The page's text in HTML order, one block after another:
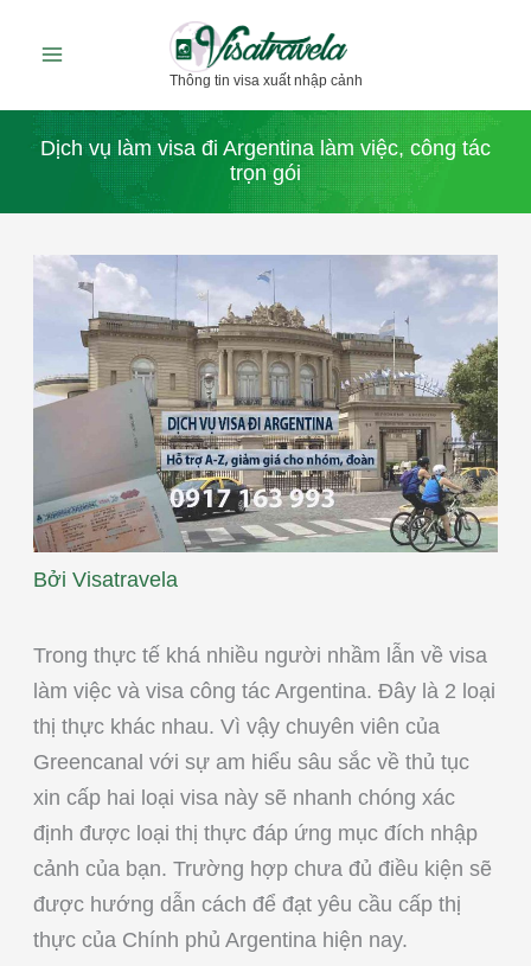
dung
Thông tin visa xuất nhập cảnh
Dịch vụ làm visa đi Argentina làm việc, công tác
trọn gói
Bởi Visatravela
Trong thực tế khá nhiều người nhầm lẫn về visa
làm việc và visa công tác Argentina. Đây là 2 loại
thị thực khác nhau. Vì vậy chuyên viên của
Greencanal với sự am hiểu sâu sắc về thủ tục
xin cấp hai loại visa này sẽ nhanh chóng xác
định được loại thị thực đáp ứng mục đích nhập
cảnh của bạn. Trường hợp chưa đủ điều kiện sẽ
được hướng dẫn cách để đạt yêu cầu cấp thị
thực của Chính phủ Argentina hiện nay.